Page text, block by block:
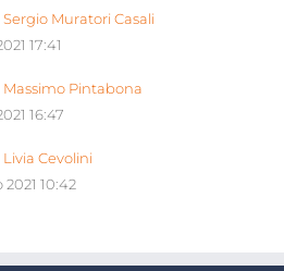
Muratori Casali
17:41
Massimo Pintabona
16:47
Cevolini
10:42